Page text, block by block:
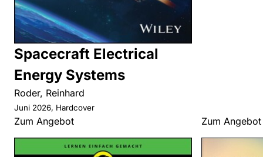
Spacecraft Electrical
Energy Systems
Roder, Reinhard
Juni 2026, Hardcover
Zum Angebot Zum Angebot